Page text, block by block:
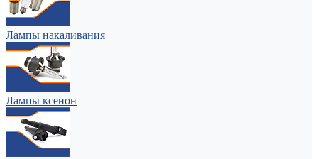
Лампы накаливания
Лампы ксенон